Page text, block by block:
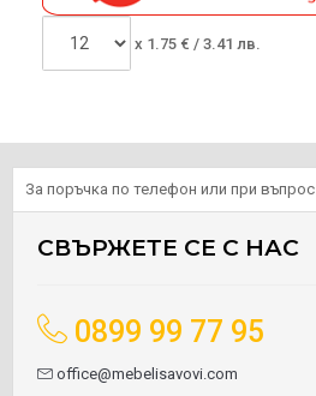
x 1.75 € / 3.41 лв.
За поръчка по телефон или при въпрос
СВЪРЖЕТЕ СЕ С НАС
0899 99 77 95
office@mebelisavovi.com